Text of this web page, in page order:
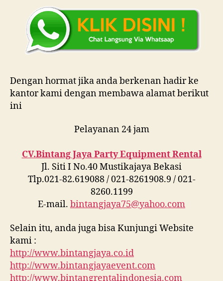
Dengan hormat jika anda berkenan hadir ke
kantor kami dengan membawa alamat berikut
ini
Pelayanan 24 jam
CV.Bintang Jaya Party Equipment Rental
Jl. Siti I No.40 Mustikajaya Bekasi
Tlp.021-82.619088 / 021-8261908.9 / 021-
8260.1199
E-mail. bintangjaya75@yahoo.com
Selain itu, anda juga bisa Kunjungi Website
kami :
http://www.bintangjaya.co.id
http://www.bintangjayaevent.com
http://www.bintangrentalindonesia.com